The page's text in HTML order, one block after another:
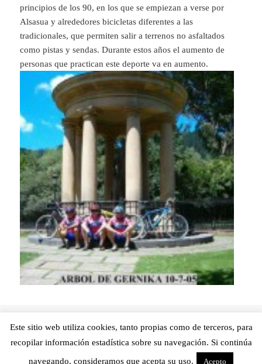
principios de los 90, en los que se empiezan a verse por
Alsasua y alrededores bicicletas diferentes a las
tradicionales, que permiten salir a terrenos no asfaltados
como pistas y sendas. Durante estos años el aumento de
personas que practican este deporte va en aumento.
data
Destacado,Fotos
WordPress(e)kin eginda
Este sitio web utiliza cookies, tanto propias como de terceros, para
recopilar información estadística sobre su navegación. Si continúa
navegando, consideramos que acepta su uso.
Acepto